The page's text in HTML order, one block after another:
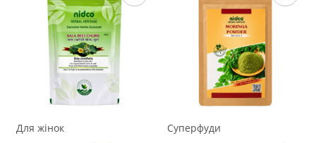
Зберегти
Для жінок
Зберегти
Суперфуди